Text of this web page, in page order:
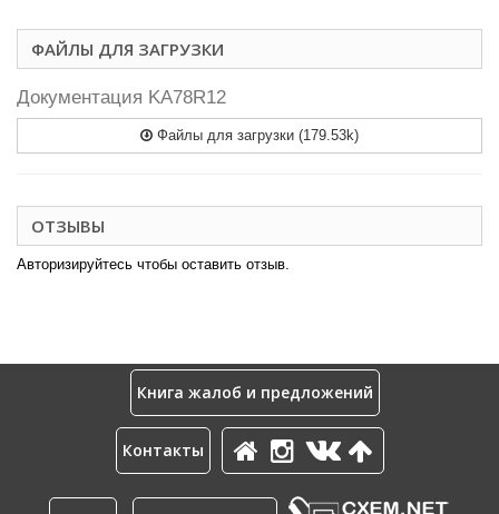
ФАЙЛЫ ДЛЯ ЗАГРУЗКИ
Документация KA78R12
Файлы для загрузки (179.53k)
ОТЗЫВЫ
Авторизируйтесь чтобы оставить отзыв.
Книга жалоб и предложений
Контакты